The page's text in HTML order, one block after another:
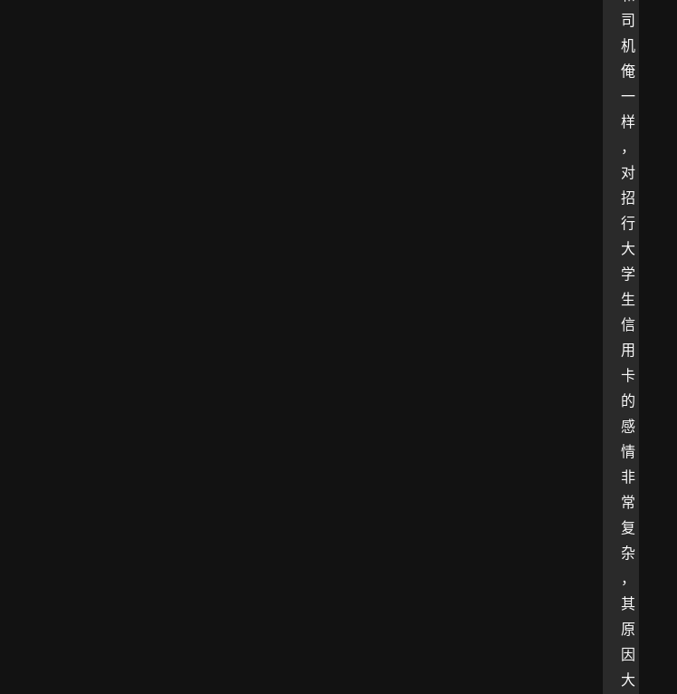
司
机
俺
一
样
，
对
招
行
大
学
生
信
用
卡
的
感
情
非
常
复
杂
，
其
原
因
大